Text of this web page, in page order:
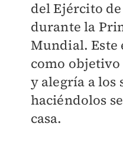
del Ejército
durante la
Mundial. Este
como
y alegría a los
haciéndolos
casa.